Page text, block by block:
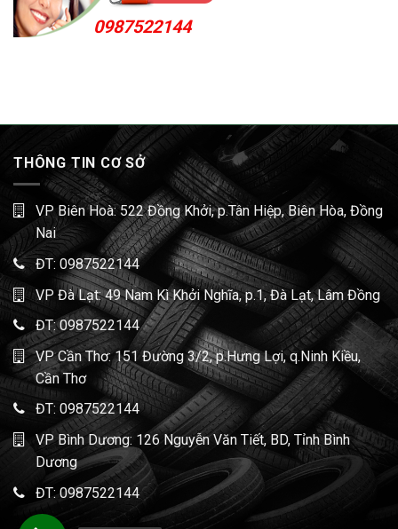
0987522144
THÔNG TIN CƠ SỞ
VP Biên Hoà: 522 Đồng Khởi, p.Tân Hiệp, Biên Hòa, Đồng
Nai
ĐT: 0987522144
VP Đà Lạt: 49 Nam Kì Khởi Nghĩa, p.1, Đà Lạt, Lâm Đồng
ĐT:0987522144
VP Cần Thơ: 151 Đường 3/2, p.Hưng Lợi, q.Ninh Kiều,
Cần Thơ
ĐT: 0987522144
VP Bình Dương: 126 Nguyễn Văn Tiết, BD, Tỉnh Bình
Dương
ĐT: 0987522144